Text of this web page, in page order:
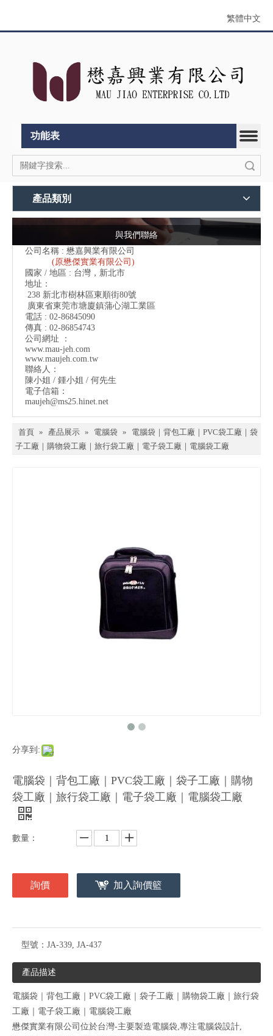
繁體中文
功能表
產品類別
與我們聯絡
公司名稱 : 懋嘉興業有限公司
(原懋傑實業有限公司)
國家 / 地區 : 台灣，新北市
地址：
238 新北市樹林區東順街80號
廣東省東莞市塘廈鎮蒲心湖工業區
電話 : 02-86845090
傳真 : 02-86854743
公司網址 ：
www.mau-jeh.com
www.maujeh.com.tw
聯絡人：
陳小姐 / 鍾小姐 / 何先生
電子信箱：
maujeh@ms25.hinet.net
首頁 » 產品展示 » 電腦袋 »
電腦袋｜背包工廠｜PVC袋工廠｜袋
子工廠｜購物袋工廠｜旅行袋工廠｜電子袋工廠｜電腦袋工廠
分享到:
電腦袋｜背包工廠｜PVC袋工廠｜袋子工廠｜購物
袋工廠｜旅行袋工廠｜電子袋工廠｜電腦袋工廠
數量：
詢價 加入詢價籃
型號： JA-339, JA-437
產品描述
電腦袋｜背包工廠｜PVC袋工廠｜袋子工廠｜購物袋工廠｜旅行袋
工廠｜電子袋工廠｜電腦袋工廠
懋傑實業有限公司位於台灣-主要製造電腦袋,專注電腦袋設計,